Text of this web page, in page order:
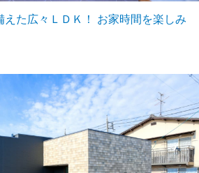
えた広々ＬＤＫ！ お家時間を楽しみ